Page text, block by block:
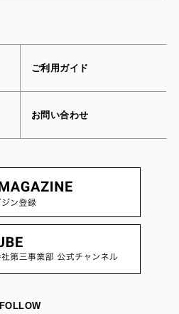
ご利用ガイド
お問い合わせ
FOLLOW